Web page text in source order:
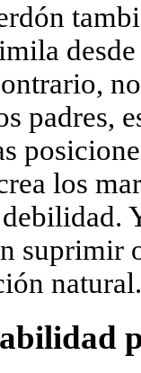
padres,
los
suprimir
natural.